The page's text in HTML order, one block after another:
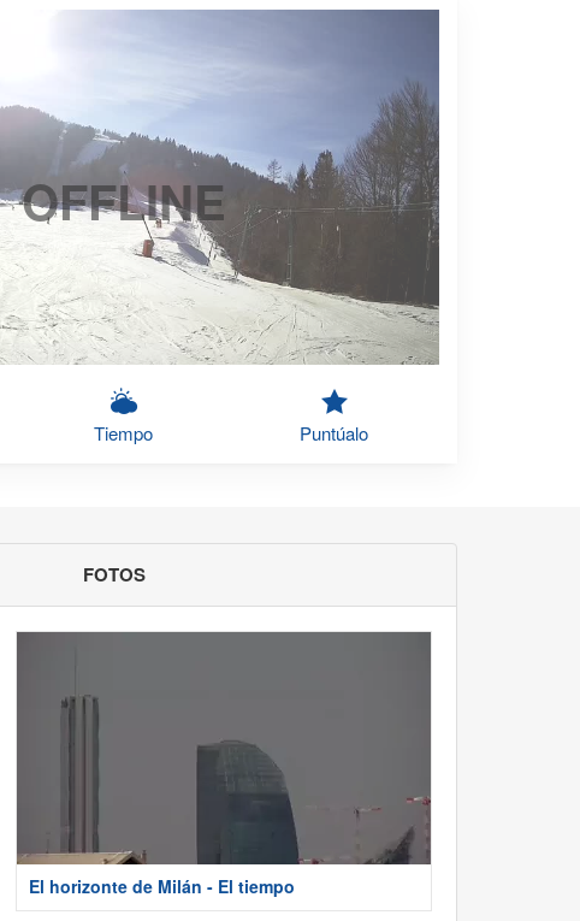
OFFLINE
Tiempo Puntúalo
FOTOS
El horizonte de Milán - El tiempo